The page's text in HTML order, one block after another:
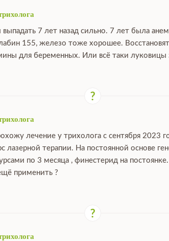
7 лет назад сильно. 7 лет была
155, железо тоже хорошее.
для беременных. Или всё таки луковицы
лечение у трихолога с сентября
лазерной терапии. На постоянной основе
по 3 месяца , финестерид на
применить ?